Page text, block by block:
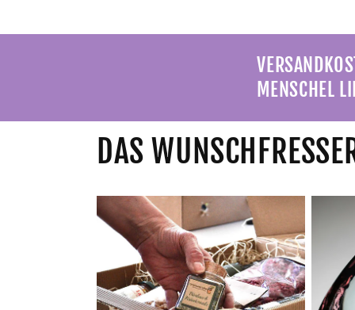
MENSCHEL
DAS